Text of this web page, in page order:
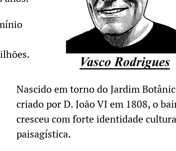
Nascido em torno do Jardim
criado por D. João VI em 1808, o
cresceu com forte identidade
paisagística.